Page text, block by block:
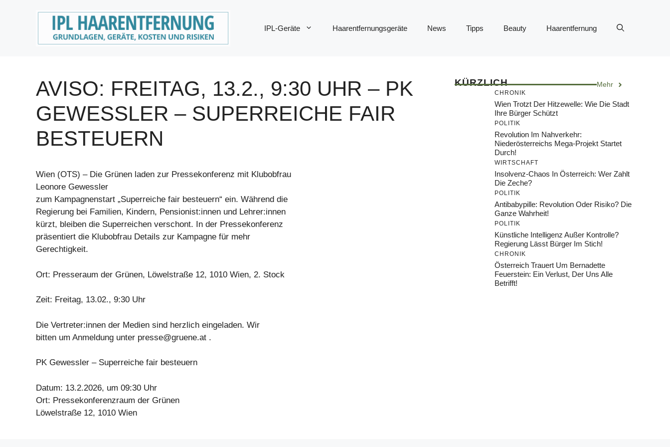
IPL-Geräte Haarentfernungsgeräte News Tipps Beauty Haarentfernung
AVISO: FREITAG, 13.2., 9:30 UHR – PK
GEWESSLER – SUPERREICHE FAIR
BESTEUERN
Wien (OTS) – Die Grünen laden zur Pressekonferenz mit Klubobfrau
Leonore Gewessler
zum Kampagnenstart „Superreiche fair besteuern“ ein. Während die
Regierung bei Familien, Kindern, Pensionist:innen und Lehrer:innen
kürzt, bleiben die Superreichen verschont. In der Pressekonferenz
präsentiert die Klubobfrau Details zur Kampagne für mehr
Gerechtigkeit.
Ort: Presseraum der Grünen, Löwelstraße 12, 1010 Wien, 2. Stock
Zeit: Freitag, 13.02., 9:30 Uhr
Die Vertreter:innen der Medien sind herzlich eingeladen. Wir
bitten um Anmeldung unter presse@gruene.at .
PK Gewessler – Superreiche fair besteuern
Datum: 13.2.2026, um 09:30 Uhr
Ort: Pressekonferenzraum der Grünen
Löwelstraße 12, 1010 Wien
KÜRZLICH Mehr
CHRONIK
Wien Trotzt Der Hitzewelle: Wie Die Stadt
Ihre Bürger Schützt
POLITIK
Revolution Im Nahverkehr:
Niederösterreichs Mega-Projekt Startet
Durch!
WIRTSCHAFT
Insolvenz-Chaos In Österreich: Wer Zahlt
Die Zeche?
POLITIK
Antibabypille: Revolution Oder Risiko? Die
Ganze Wahrheit!
POLITIK
Künstliche Intelligenz Außer Kontrolle?
Regierung Lässt Bürger Im Stich!
CHRONIK
Österreich Trauert Um Bernadette
Feuerstein: Ein Verlust, Der Uns Alle
Betrifft!